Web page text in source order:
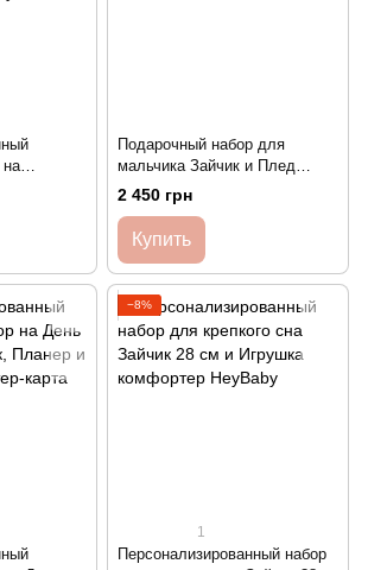
на
в
для
Подарочный набор для
мальчика Зайчик и Плед
Звездочка HeyBaby
2 450 грн
Купить
−8%
1
Персонализированный набор